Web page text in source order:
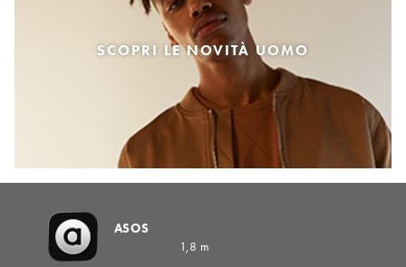
SCOPRI LE NOVITÀ UOMO
ASOS
1,8 m